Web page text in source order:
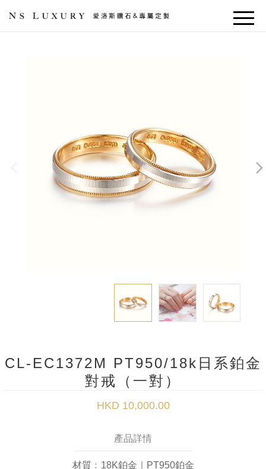
CL-EC1372M PT950/18k日系鉑金
對戒（一對）
HKD 10,000.00
產品詳情
材質﹕18K鉑金｜PT950鉑金